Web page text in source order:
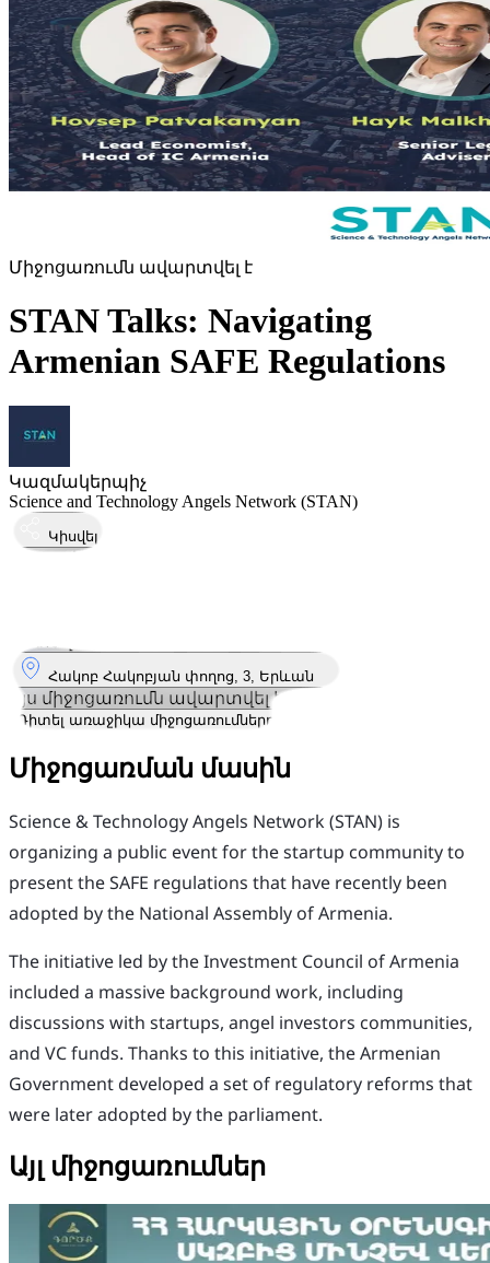
Միջոցառումն ավարտվել է
STAN Talks: Navigating
Armenian SAFE Regulations
Կազմակերպիչ
Science and Technology Angels Network (STAN)
Կիսվել
Կայացել է
Հակոբ Հակոբյան փողոց, 3, Երևան
Այս միջոցառումն ավարտվել է
Դիտել առաջիկա միջոցառումները
Միջոցառման մասին
​Science & Technology Angels Network (STAN) is
organizing a public event for the startup community to
present the SAFE regulations that have recently been
adopted by the National Assembly of Armenia.
​The initiative led by the Investment Council of Armenia
included a massive background work, including
discussions with startups, angel investors communities,
and VC funds. Thanks to this initiative, the Armenian
Government developed a set of regulatory reforms that
were later adopted by the parliament.
Այլ միջոցառումներ